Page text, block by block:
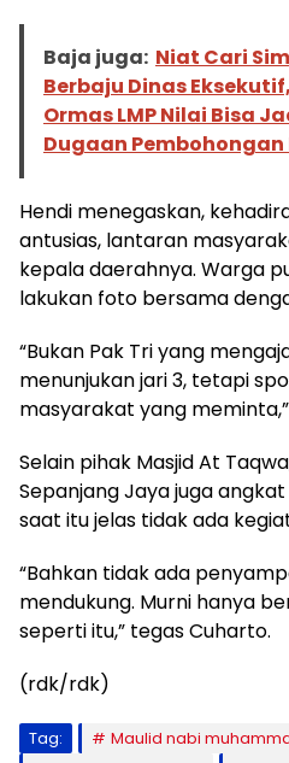
Baja juga: Niat Cari
Berbaju Dinas
Ormas LMP Nilai Bisa
Dugaan Pembohongan
Hendi menegaskan,
antusias, lantaran
kepala daerahnya. Warga
lakukan foto bersama
“Bukan Pak Tri yang
menunjukan jari 3, tetapi
masyarakat yang
Selain pihak Masjid At
Sepanjang Jaya juga
saat itu jelas tidak ada
“Bahkan tidak ada
mendukung. Murni hanya
seperti itu,” tegas Cuharto.
(rdk/rdk)
Tag:
Maulid nabi